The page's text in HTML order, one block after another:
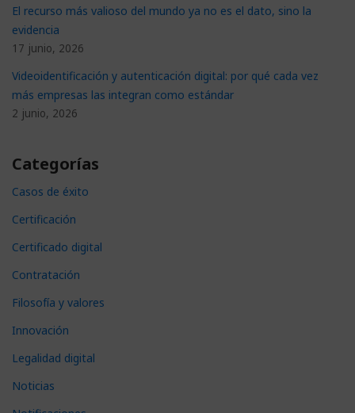
El recurso más valioso del mundo ya no es el dato, sino la
evidencia
17 junio, 2026
Videoidentificación y autenticación digital: por qué cada vez
más empresas las integran como estándar
2 junio, 2026
Categorías
Casos de éxito
Certificación
Certificado digital
Contratación
Filosofía y valores
Innovación
Legalidad digital
Noticias